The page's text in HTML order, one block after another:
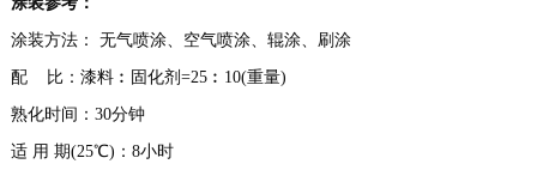
涂装方法： 无气喷涂、空气喷涂、辊涂、刷涂
配 比：漆料︰固化剂=25︰10(重量)
熟化时间：30分钟
适 用 期(25℃)：8小时